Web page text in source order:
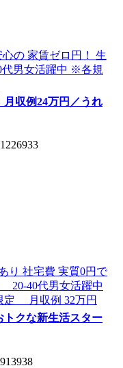
月収例24万円／うれ
トクな新生活スター